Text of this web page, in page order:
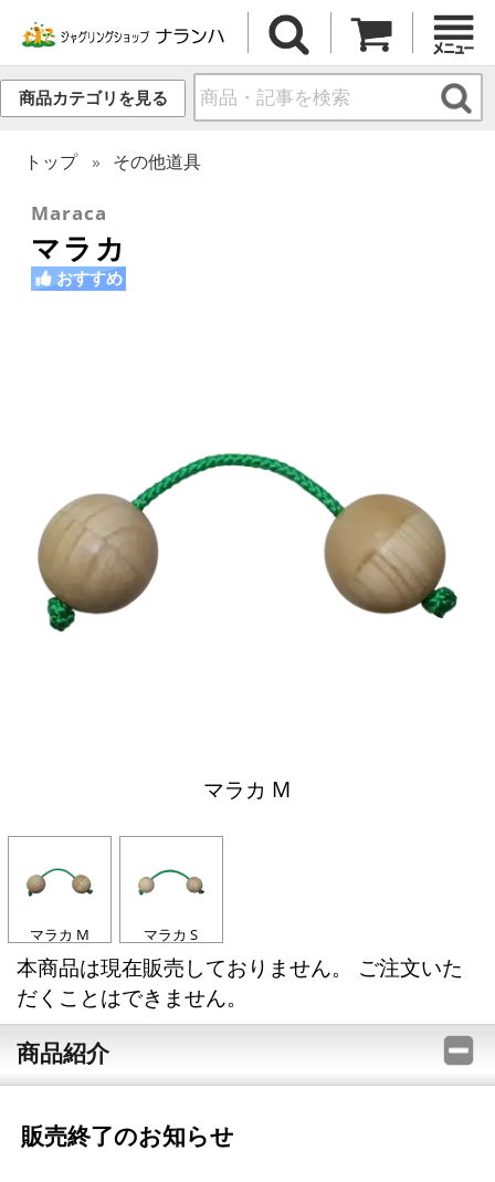
商品カテゴリを見る
トップ その他道具
Maraca
マラカ
おすすめ
マラカ M
マラカ M マラカ S
本商品は現在販売しておりません。 ご注文いた
だくことはできません。
商品紹介
販売終了のお知らせ